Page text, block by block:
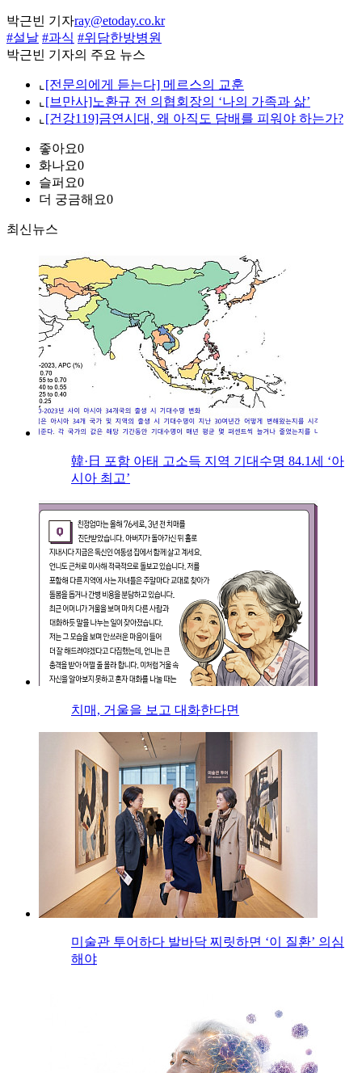
박근빈 기자ray@etoday.co.kr
#설날 #과식 #위담한방병원
박근빈 기자의 주요 뉴스
⌞ [전문의에게 듣는다] 메르스의 교훈
⌞ [브만사]노환규 전 의협회장의 ‘나의 가족과 삶’
⌞ [건강119]금연시대, 왜 아직도 담배를 피워야 하는가?
좋아요0
화나요0
슬퍼요0
더 궁금해요0
최신뉴스
韓·日 포함 아태 고소득 지역 기대수명 84.1세 ‘아
시아 최고’
치매, 거울을 보고 대화한다면
미술관 투어하다 발바닥 찌릿하면 ‘이 질환’ 의심
해야